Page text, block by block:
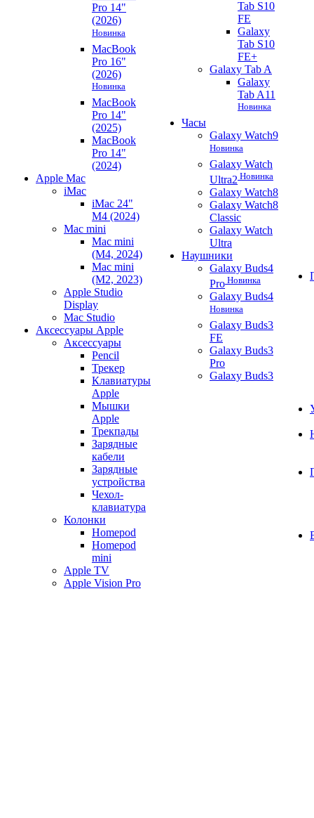
Pro 14"
(2026)
Новинка
MacBook
Pro 16"
(2026)
Новинка
MacBook
Pro 14"
(2025)
MacBook
Pro 14"
(2024)
Apple Mac
iMac
iMac 24"
M4 (2024)
Mac mini
Mac mini
(M4, 2024)
Mac mini
(M2, 2023)
Apple Studio
Display
Mac Studio
Аксессуары Apple
Аксессуары
Pencil
Трекер
Клавиатуры
Apple
Мышки
Apple
Трекпады
Зарядные
кабели
Зарядные
устройства
Чехол-
клавиатура
Колонки
Homepod
Homepod
mini
Apple TV
Apple Vision Pro
Tab S10
FE
Galaxy
Tab S10
FE+
Galaxy Tab A
Galaxy
Tab A11
Новинка
Часы
Galaxy Watch9
Новинка
Galaxy Watch
Ultra2 Новинка
Galaxy Watch8
Galaxy Watch8
Classic
Galaxy Watch
Ultra
Наушники
Galaxy Buds4
Pro Новинка
Galaxy Buds4
Новинка
Galaxy Buds3
FE
Galaxy Buds3
Pro
Galaxy Buds3